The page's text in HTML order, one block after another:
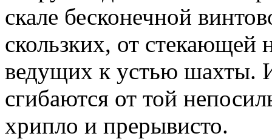
скале бесконечной
скользких, от стекающей
ведущих к устью шахты.
сгибаются от той
хрипло и прерывисто.